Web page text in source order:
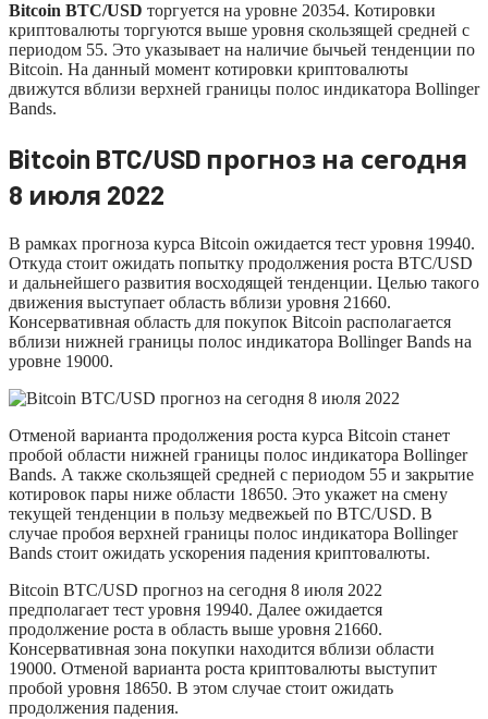
Bitcoin BTC/USD торгуется на уровне 20354. Котировки
криптовалюты торгуются выше уровня скользящей средней с
периодом 55. Это указывает на наличие бычьей тенденции по
Bitcoin. На данный момент котировки криптовалюты
движутся вблизи верхней границы полос индикатора Bollinger
Bands.
Bitcoin BTC/USD прогноз на сегодня
8 июля 2022
В рамках прогноза курса Bitcoin ожидается тест уровня 19940.
Откуда стоит ожидать попытку продолжения роста BTC/USD
и дальнейшего развития восходящей тенденции. Целью такого
движения выступает область вблизи уровня 21660.
Консервативная область для покупок Bitcoin располагается
вблизи нижней границы полос индикатора Bollinger Bands на
уровне 19000.
Отменой варианта продолжения роста курса Bitcoin станет
пробой области нижней границы полос индикатора Bollinger
Bands. А также скользящей средней с периодом 55 и закрытие
котировок пары ниже области 18650. Это укажет на смену
текущей тенденции в пользу медвежьей по BTC/USD. В
случае пробоя верхней границы полос индикатора Bollinger
Bands стоит ожидать ускорения падения криптовалюты.
Bitcoin BTC/USD прогноз на сегодня 8 июля 2022
предполагает тест уровня 19940. Далее ожидается
продолжение роста в область выше уровня 21660.
Консервативная зона покупки находится вблизи области
19000. Отменой варианта роста криптовалюты выступит
пробой уровня 18650. В этом случае стоит ожидать
продолжения падения.